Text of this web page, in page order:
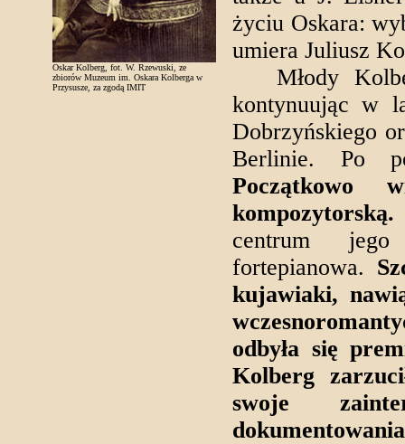
Oskar Kolberg, fot. W. Rzewuski, ze
zbiorów Muzeum im. Oskara Kolberga w
Przysusze, za zgodą IMIT
życiu Oskara:
umiera Juliusz
Młody
kontynuując w
Dobrzyńskiego
Berlinie. Po
Początkowo
kompozytorską.
centrum jego
fortepianowa.
kujawiaki,
odbyła się
Kolberg
swoje